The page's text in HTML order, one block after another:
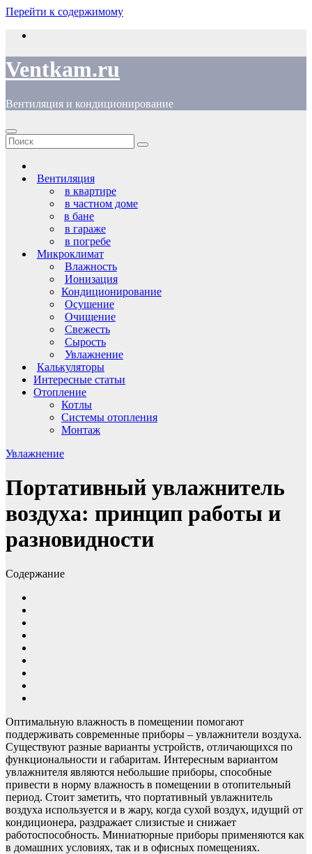
Перейти к содержимому
Ventkam.ru
Вентиляция и кондиционирование
Вентиляция
в квартире
в частном доме
в бане
в гараже
в погребе
Микроклимат
Влажность
Ионизация
Кондиционирование
Осушение
Очищение
Свежесть
Сырость
Увлажнение
Калькуляторы
Интересные статьи
Отопление
Котлы
Системы отопления
Монтаж
Увлажнение
Портативный увлажнитель
воздуха: принцип работы и
разновидности
Содержание
Оптимальную влажность в помещении помогают
поддерживать современные приборы – увлажнители воздуха.
Существуют разные варианты устройств, отличающихся по
функциональности и габаритам. Интересным вариантом
увлажнителя являются небольшие приборы, способные
привести в норму влажность в помещении в отопительный
период. Стоит заметить, что портативный увлажнитель
воздуха используется и в жару, когда сухой воздух, идущий от
кондиционера, раздражает слизистые и снижает
работоспособность. Миниатюрные приборы применяются как
в домашних условиях, так и в офисных помещениях.